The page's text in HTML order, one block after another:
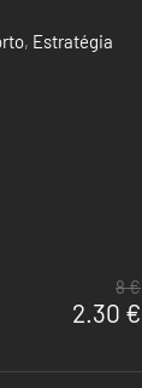
, Estratégia
8 €
2.30 €